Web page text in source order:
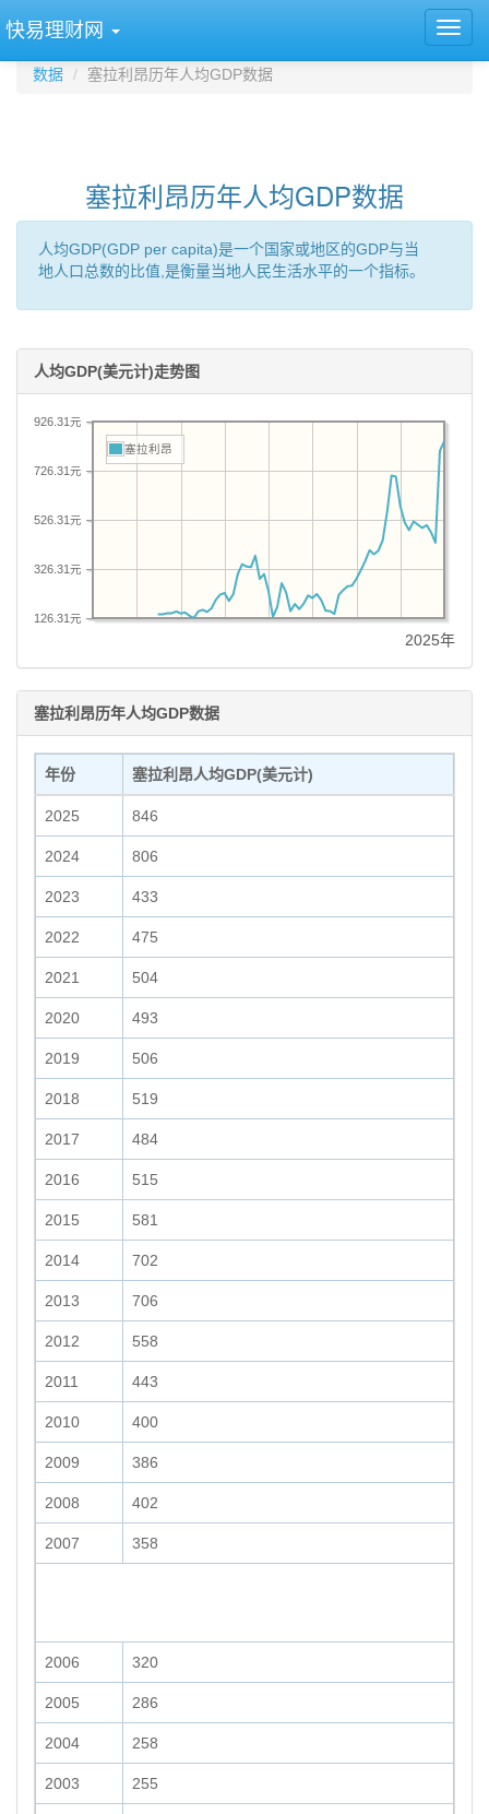
快易理财网
数据 塞拉利昂历年人均GDP数据
塞拉利昂历年人均GDP数据
人均GDP(GDP per capita)是一个国家或地区的GDP与当
地人口总数的比值,是衡量当地人民生活水平的一个指标。
人均GDP(美元计)走势图
126.31元
326.31元
526.31元
726.31元
926.31元
塞拉利昂
2025年
塞拉利昂历年人均GDP数据
年份 塞拉利昂人均GDP(美元计)
2025 846
2024 806
2023 433
2022 475
2021 504
2020 493
2019 506
2018 519
2017 484
2016 515
2015 581
2014 702
2013 706
2012 558
2011 443
2010 400
2009 386
2008 402
2007 358
2006 320
2005 286
2004 258
2003 255